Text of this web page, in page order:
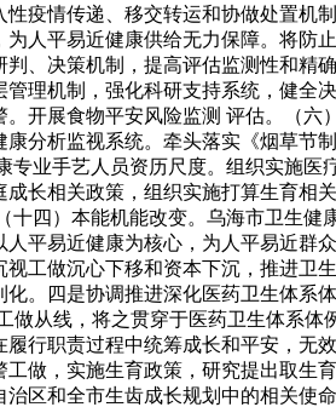
疫情传递、移交转运和协做处置机
人平易近健康供给无力保障。将防
、决策机制，提高评估监测性和精
理机制，强化科研支持系统，健全
开展食物平安风险监测 评估。（
分析监视系统。牵头落实《烟草
业手艺人员资历尺度。组织实施医
长相关政策，组织实施打算生育
四）本能机能改变。乌海市卫生
平易近健康为核心，为人平易近群
工做沉心下移和资本下沉，推进
。四是协调推进深化医药卫生体系
从线，将之贯穿于医药卫生体系
行职责过程中统筹成长和平安，无
做，实施生育政策，研究提出取生
区和全市生齿成长规划中的相关使